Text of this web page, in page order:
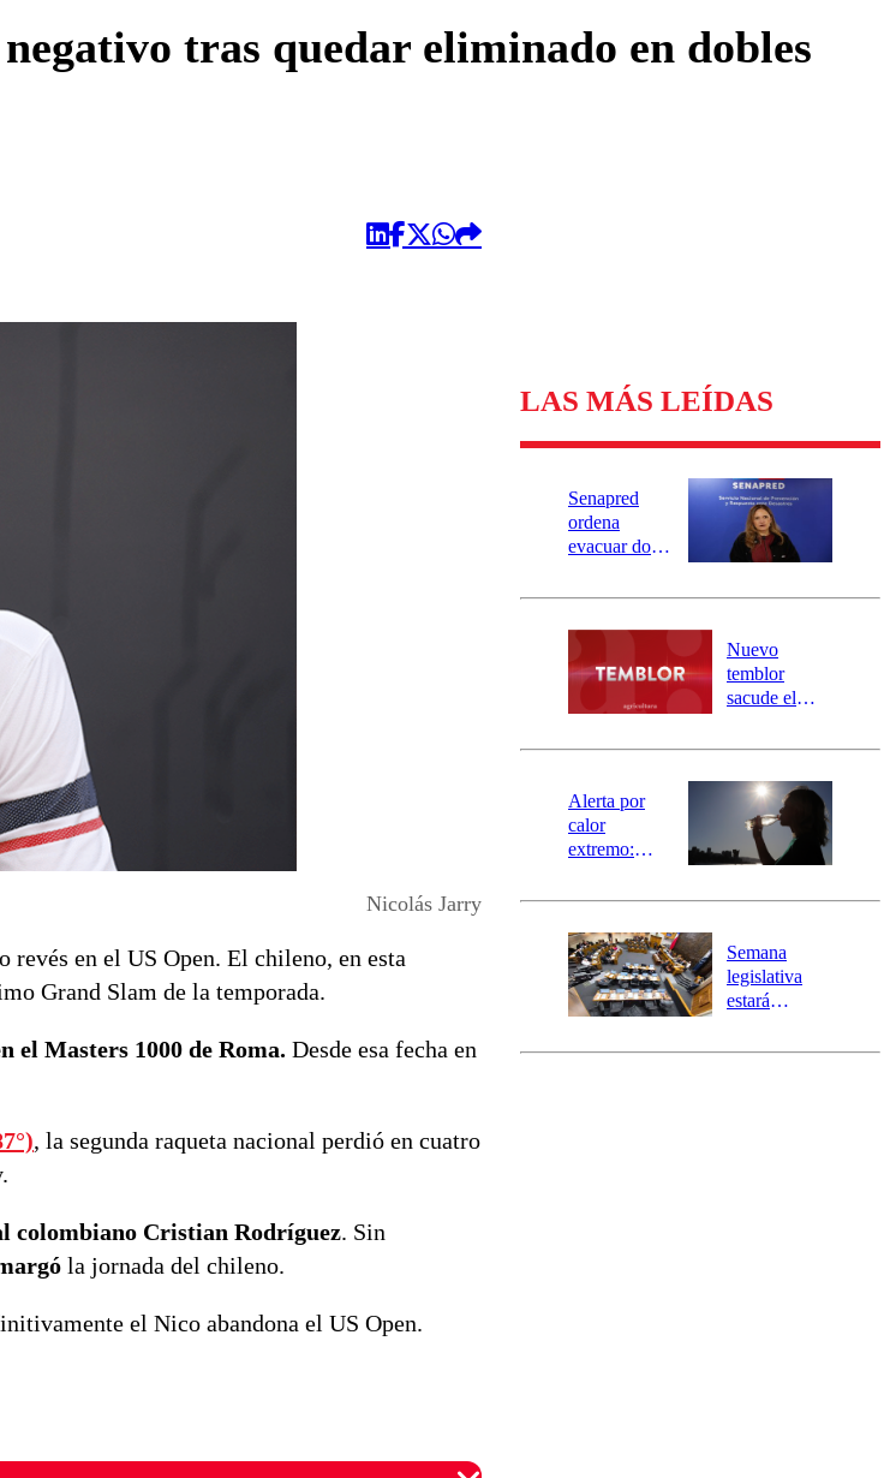
tras quedar eliminado en dobles
Nicolás Jarry
en el US Open. El chileno, en esta
Grand Slam de la temporada.
el Masters 1000 de Roma. Desde esa fecha en
, la segunda raqueta nacional perdió en cuatro
colombiano Cristian Rodríguez. Sin
la jornada del chileno.
el Nico abandona el US Open.
LAS MÁS LEÍDAS
Senapred
ordena
evacuar dos
Carahue por
río Damas:
activa
mensajería
SAE
Nuevo
temblor
sacude el
revisa la
epicentro
Alerta por
calor
extremo:
activa Alerta
Preventiva en
tres comunas
Semana
legislativa
estará
el fin de la